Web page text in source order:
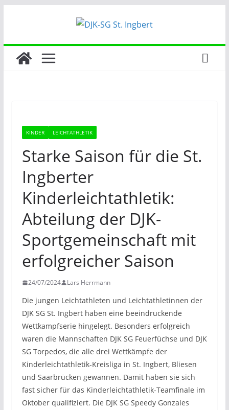
KINDER LEICHTATHLETIK
Starke Saison für die St.
Ingberter
Kinderleichtathletik:
Abteilung der DJK-
Sportgemeinschaft mit
erfolgreicher Saison
24/07/2024 Lars Herrmann
Die jungen Leichtathleten und Leichtathletinnen der
DJK SG St. Ingbert haben eine beeindruckende
Wettkampfserie hingelegt. Besonders erfolgreich
waren die Mannschaften DJK SG Feuerfüchse und DJK
SG Torpedos, die alle drei Wettkämpfe der
Kinderleichtathletik-Kreisliga in St. Ingbert, Bliesen
und Saarbrücken gewannen. Damit haben sie sich
fast sicher für das Kinderleichtathletik-Teamfinale im
Oktober qualifiziert. Die DJK SG Speedy Gonzales